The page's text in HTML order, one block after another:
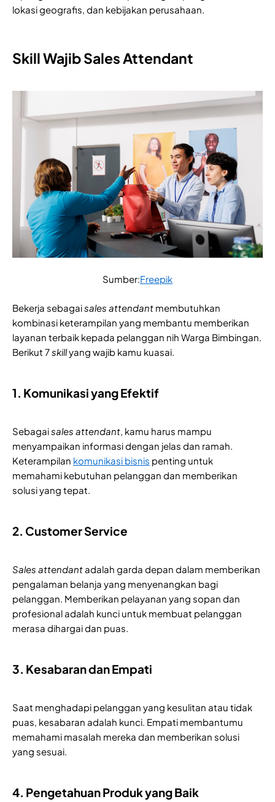
lokasi geografis, dan kebijakan perusahaan.
Skill Wajib Sales Attendant
Sumber:Freepik
Bekerja sebagaisales attendant membutuhkan
kombinasi keterampilan yang membantu memberikan
layanan terbaik kepada pelanggan nih Warga Bimbingan.
Berikut 7skillyang wajib kamu kuasai.
1. Komunikasi yang Efektif
Sebagaisales attendant , kamu harus mampu
menyampaikan informasi dengan jelas dan ramah.
Keterampilan komunikasi bisnis penting untuk
memahami kebutuhan pelanggan dan memberikan
solusi yang tepat.
2. Customer Service
Sales attendantadalah garda depan dalam memberikan
pengalaman belanja yang menyenangkan bagi
pelanggan. Memberikan pelayanan yang sopan dan
profesional adalah kunci untuk membuat pelanggan
merasa dihargai dan puas.
3. Kesabaran dan Empati
Saat menghadapi pelanggan yang kesulitan atau tidak
puas, kesabaran adalah kunci. Empati membantumu
memahami masalah mereka dan memberikan solusi
yang sesuai.
4. Pengetahuan Produk yang Baik